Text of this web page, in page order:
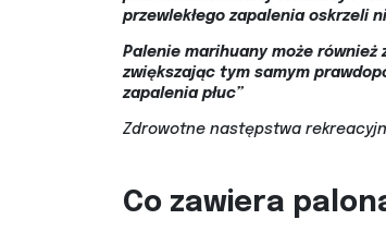
przewlekłego zapalenia oskrzeli
Palenie marihuany może również
zwiększając tym samym
zapalenia płuc”
Zdrowotne następstwa
Co zawiera